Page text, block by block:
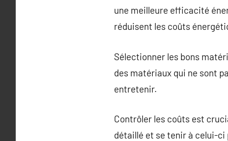
une meilleure efficacité
réduisent les coûts
Sélectionner les bons
des matériaux qui ne sont
entretenir.
Contrôler les coûts est
détaillé et se tenir à celui-ci